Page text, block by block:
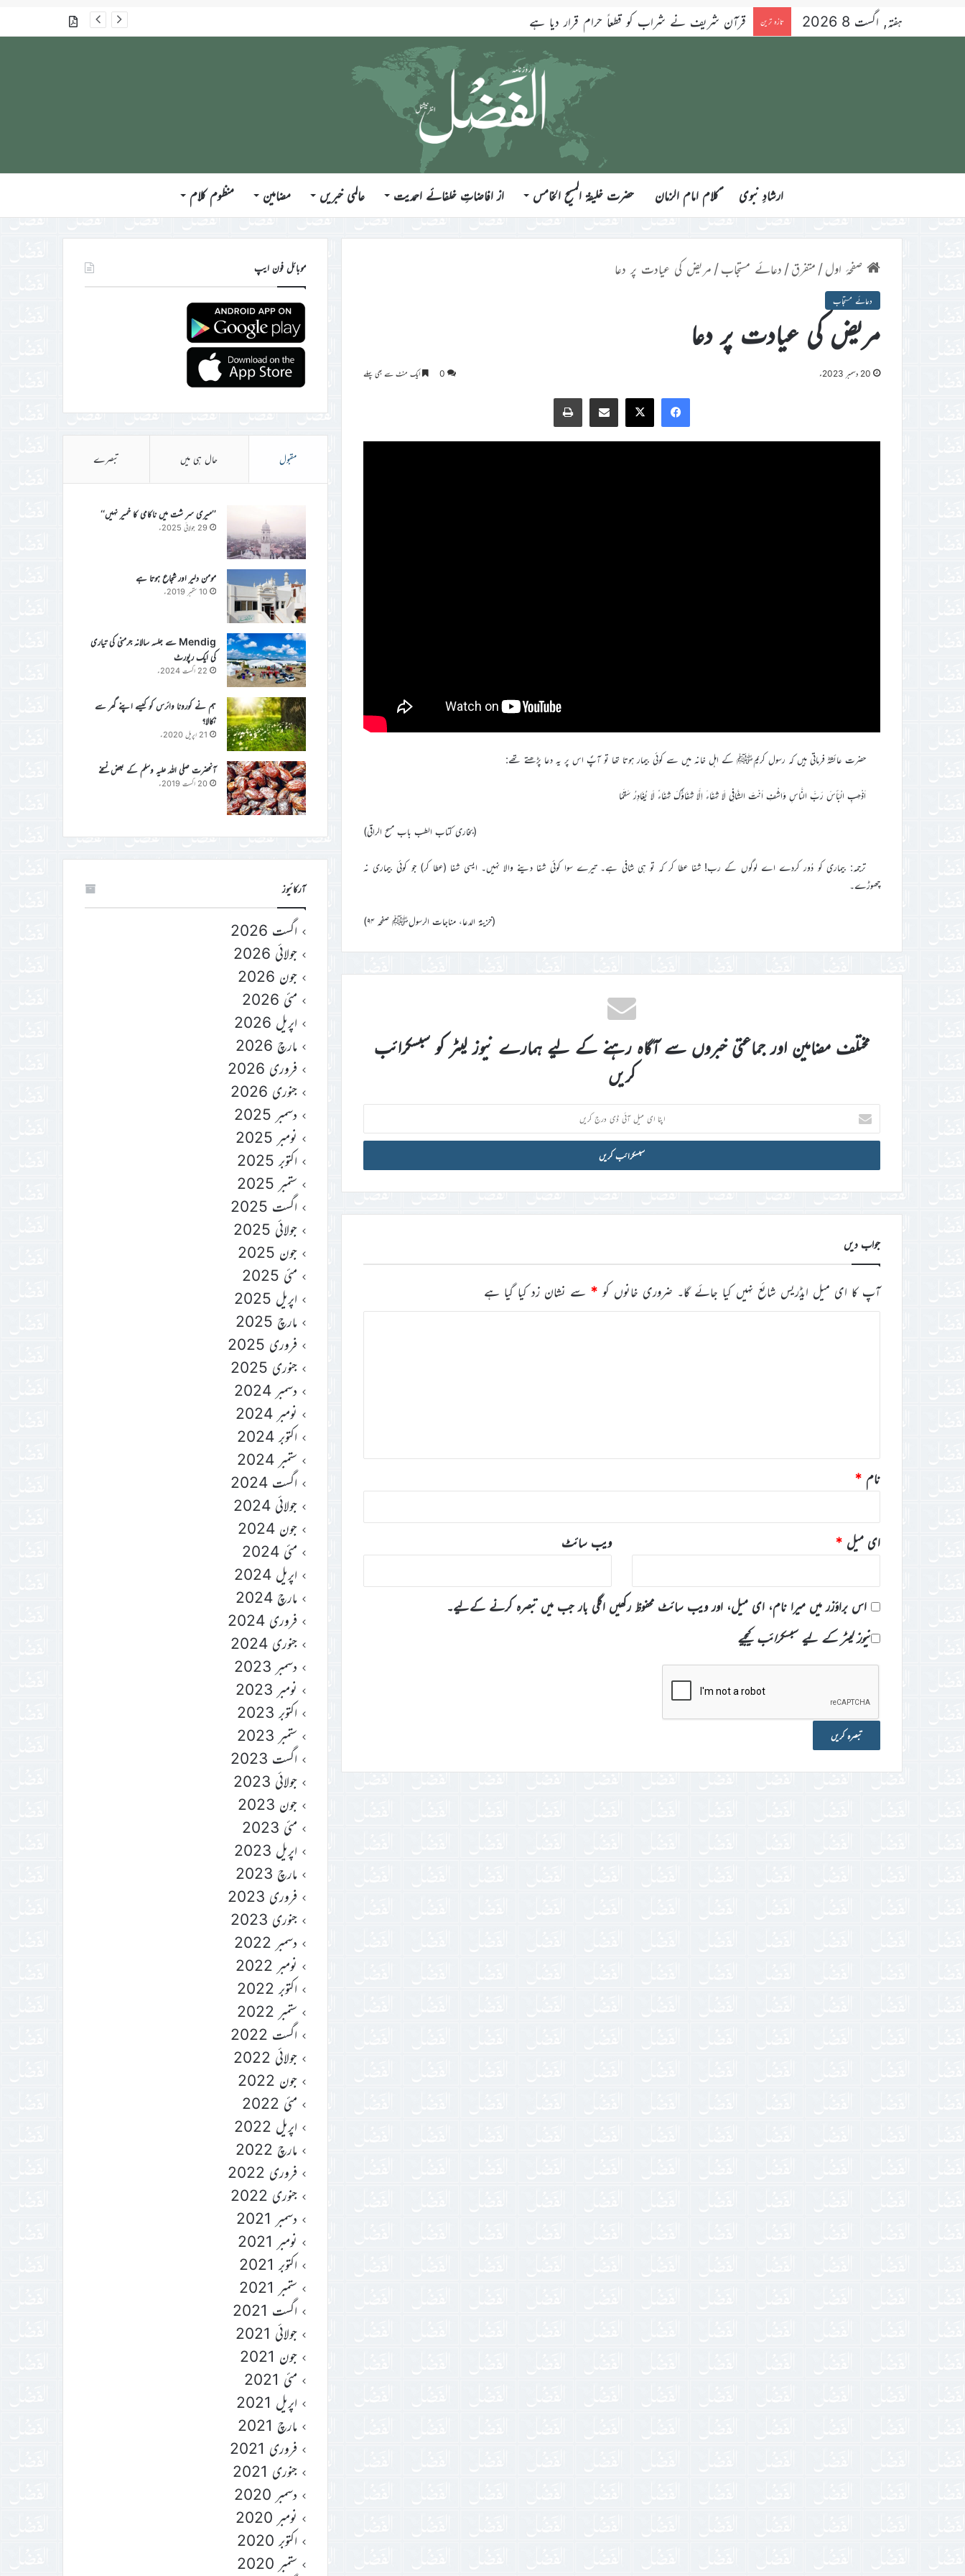
ہفتہ, اگست 8 2026 تازہ ترین قرآن شریف نے شراب کو قطعاً حرام قرار دیا ہے گذشتہ شمارے
ارشادِ نبوی ؑکلام امام الزمان حضرت خلیفۃ المسیح الخامس از افاضاتِ خلفائے احمدیت عالمی خبریں مضامین منظوم کلام
صفحۂ اول/ متفرق/ دعائے مستجاب/ مریض کی عیادت پر دعا
دعائے مستجاب
مریض کی عیادت پر دعا
20 دسمبر 2023ء 0 ایک منٹ سے بھی پہلے
Facebook
X
Share via Email
Print
حضرت عائشہؓ فرماتی ہیں کہ رسول کریمﷺ کے اہل خانہ میں سے کوئی بیمار ہوتا تھا تو آپؐ اس پر یہ دعا پڑھتے تھے:
اَذْھِبِ الْبَأسَ رَبَّ النَّاسِ وَاشْفِ اَنْتَ الشَّافِی لَا شِفَاءَ اِلَّا شِفَاؤُکَ شِفَاءً لَا یُغَادِرُ سَقَمًا
(بخاری کتاب الطب باب مسح الراقی)
ترجمہ: بیماری کو دُور کردے اے لوگوں کے رب! شفا عطا کر کہ تو ہی شافی ہے۔ تیرے سوا کوئی شفا دینے والا نہیں۔ ایسی شفا (عطا کر) جو کوئی بیماری نہ
چھوڑے۔
(خزینة الدعا، مناجات الرسولﷺ صفحہ ۹۴)
مختلف مضامین اور جماعتی خبروں سے آگاہ رہنے کے لیے ہمارے نیوز لیٹر کو سبسکرائب
کریں
اپنا
ای
میل
ڈی
جواب دیں
آپ کا ای میل ایڈریس شائع نہیں کیا جائے گا۔ ضروری خانوں کو * سے نشان زد کیا گیا ہے
نام *
ای میل * ویب‌ سائٹ
اس براؤزر میں میرا نام، ای میل، اور ویب سائٹ محفوظ رکھیں اگلی بار جب میں تبصرہ کرنے کےلیے۔
نیوز لیٹر کے لیے سبسکرائب کیجیے
موبائل فون ایپ
مقبول حال ہی میں تبصرے
’’میری سر شت میں ناکامی کا خمیر نہیں‘‘
29 جولائی 2025ء
مومن دلیر اور شجاع ہوتا ہے
10 ستمبر 2019ء
Mendig سے جلسہ سالانہ جرمنی کی تیاری
کی ایک رپورٹ
22 اگست 2024ء
ہم نے کورونا وائرس کو کیسے اپنے گھر سے
نکالا؟
21 اپریل 2020ء
آنحضرت صلی اللہ علیہ وسلم کے بعض نسخے
20 اگست 2019ء
آرکائیوز
اگست 2026
جولائی 2026
جون 2026
مئی 2026
اپریل 2026
مارچ 2026
فروری 2026
جنوری 2026
دسمبر 2025
نومبر 2025
اکتوبر 2025
ستمبر 2025
اگست 2025
جولائی 2025
جون 2025
مئی 2025
اپریل 2025
مارچ 2025
فروری 2025
جنوری 2025
دسمبر 2024
نومبر 2024
اکتوبر 2024
ستمبر 2024
اگست 2024
جولائی 2024
جون 2024
مئی 2024
اپریل 2024
مارچ 2024
فروری 2024
جنوری 2024
دسمبر 2023
نومبر 2023
اکتوبر 2023
ستمبر 2023
اگست 2023
جولائی 2023
جون 2023
مئی 2023
اپریل 2023
مارچ 2023
فروری 2023
جنوری 2023
دسمبر 2022
نومبر 2022
اکتوبر 2022
ستمبر 2022
اگست 2022
جولائی 2022
جون 2022
مئی 2022
اپریل 2022
مارچ 2022
فروری 2022
جنوری 2022
دسمبر 2021
نومبر 2021
اکتوبر 2021
ستمبر 2021
اگست 2021
جولائی 2021
جون 2021
مئی 2021
اپریل 2021
مارچ 2021
فروری 2021
جنوری 2021
دسمبر 2020
نومبر 2020
اکتوبر 2020
ستمبر 2020